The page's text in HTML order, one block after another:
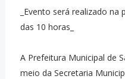
_Evento será realizado
das 10 horas_
A Prefeitura Municipal de
meio da Secretaria